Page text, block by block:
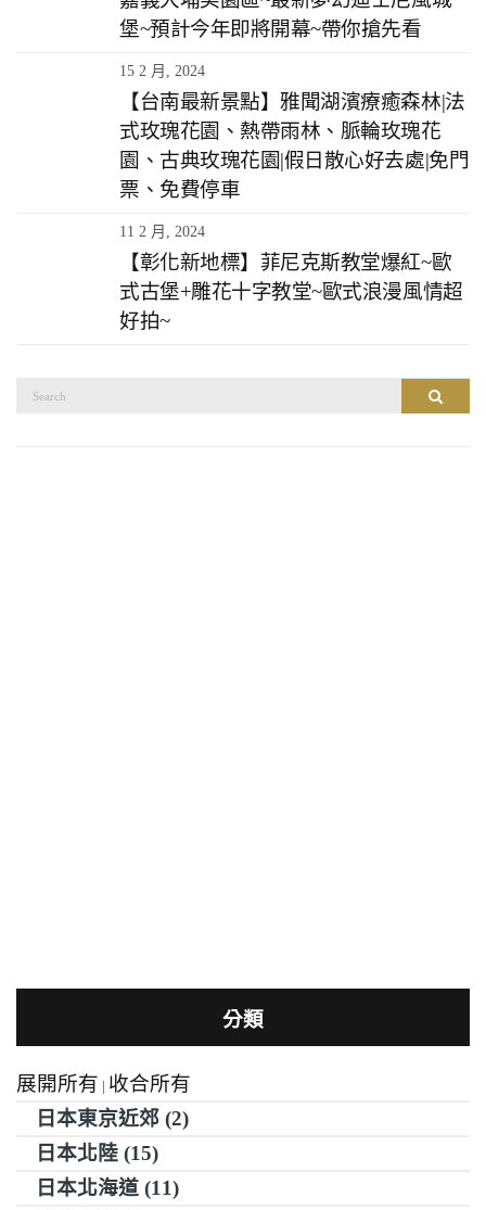
堡~預計今年即將開幕~帶你搶先看
15 2 月, 2024
【台南最新景點】雅聞湖濱療癒森林|法
式玫瑰花園、熱帶雨林、脈輪玫瑰花
園、古典玫瑰花園|假日散心好去處|免門
票、免費停車
11 2 月, 2024
【彰化新地標】菲尼克斯教堂爆紅~歐
式古堡+雕花十字教堂~歐式浪漫風情超
好拍~
搜尋
分類
展開所有 | 收合所有
日本東京近郊 (2)
日本北陸 (15)
日本北海道 (11)